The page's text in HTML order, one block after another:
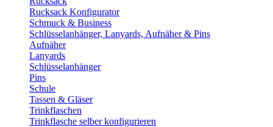
Rucksack Konfigurator
Schmuck & Business
Schlüsselanhänger, Lanyards, Aufnäher & Pins
Aufnäher
Lanyards
Schlüsselanhänger
Pins
Schule
Tassen & Gläser
Trinkflaschen
Trinkflasche selber konfigurieren